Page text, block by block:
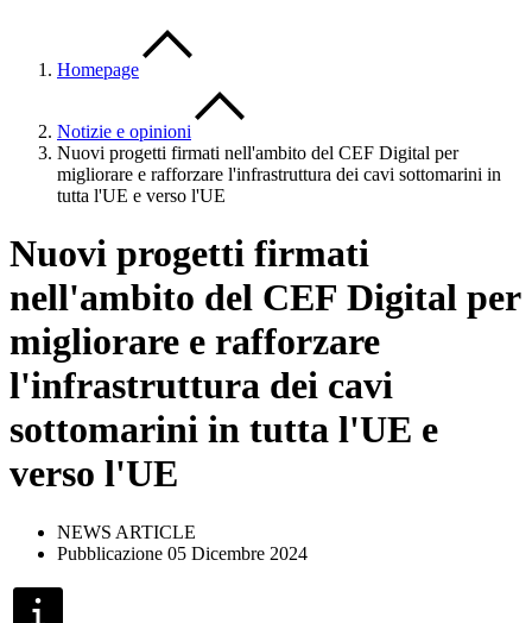
Homepage
Notizie e opinioni
Nuovi progetti firmati nell'ambito del CEF Digital per
migliorare e rafforzare l'infrastruttura dei cavi sottomarini in
tutta l'UE e verso l'UE
Nuovi progetti firmati
nell'ambito del CEF Digital per
migliorare e rafforzare
l'infrastruttura dei cavi
sottomarini in tutta l'UE e
verso l'UE
NEWS ARTICLE
Pubblicazione 05 Dicembre 2024